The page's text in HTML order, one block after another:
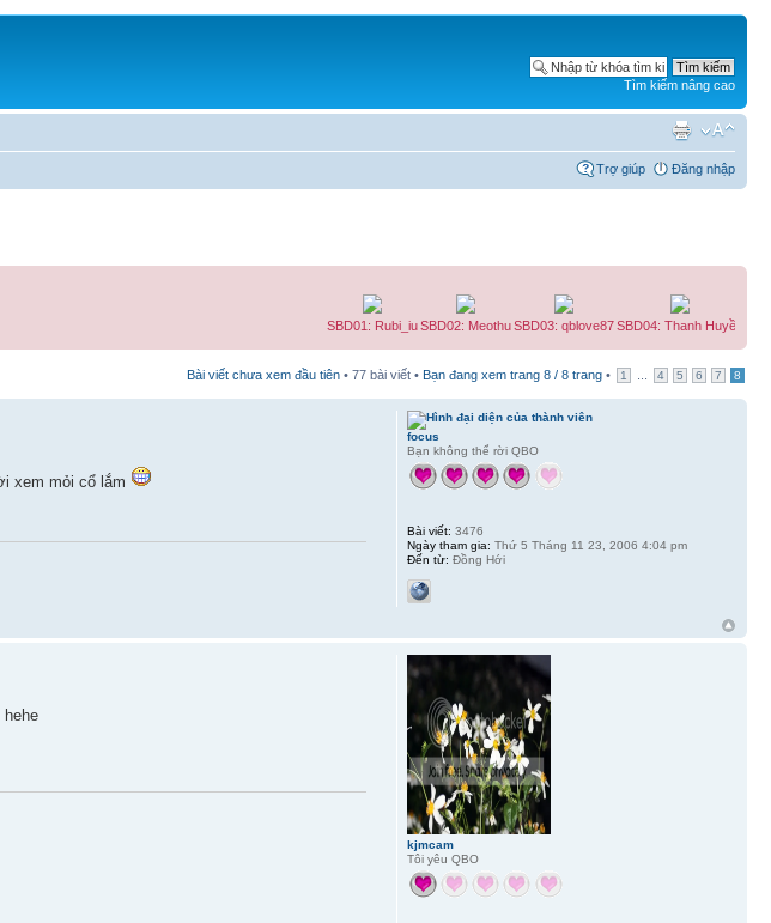
Tìm kiếm nâng cao
Trợ giúp Đăng nhập
SBD01: Rubi_iu SBD02: MeothuSBD03: qblove87SBD04: Thanh Huyền
Bài viết chưa xem đầu tiên • 77 bài viết • Bạn đang xem trang 8 / 8 trang • 1 4 5 6 7 8
xem mỏi cổ lắm
focus
Bạn không thể rời QBO
Bài viết: 3476
Ngày tham gia: Thứ 5 Tháng 11 23, 2006 4:04 pm
Đến từ: Đồng Hới
kjmcam
Tôi yêu QBO